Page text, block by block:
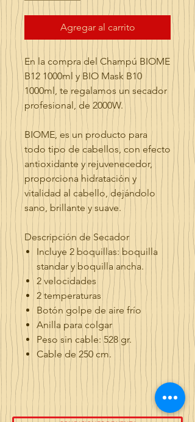
Agregar al carrito
En la compra del Champú BIOME
B12 1000ml y BIO Mask B10
1000ml, te regalamos un secador
profesional, de 2000W.
BIOME, es un producto para
todo tipo de cabellos, con efecto
antioxidante y rejuvenecedor,
proporciona hidratación y
vitalidad al cabello, dejándolo
sano, brillante y suave.
Descripción de Secador
Incluye 2 boquillas: boquilla
standar y boquilla ancha.
2 velocidades
2 temperaturas
Botón golpe de aire frío
Anilla para colgar
Peso sin cable: 528 gr.
Cable de 250 cm.